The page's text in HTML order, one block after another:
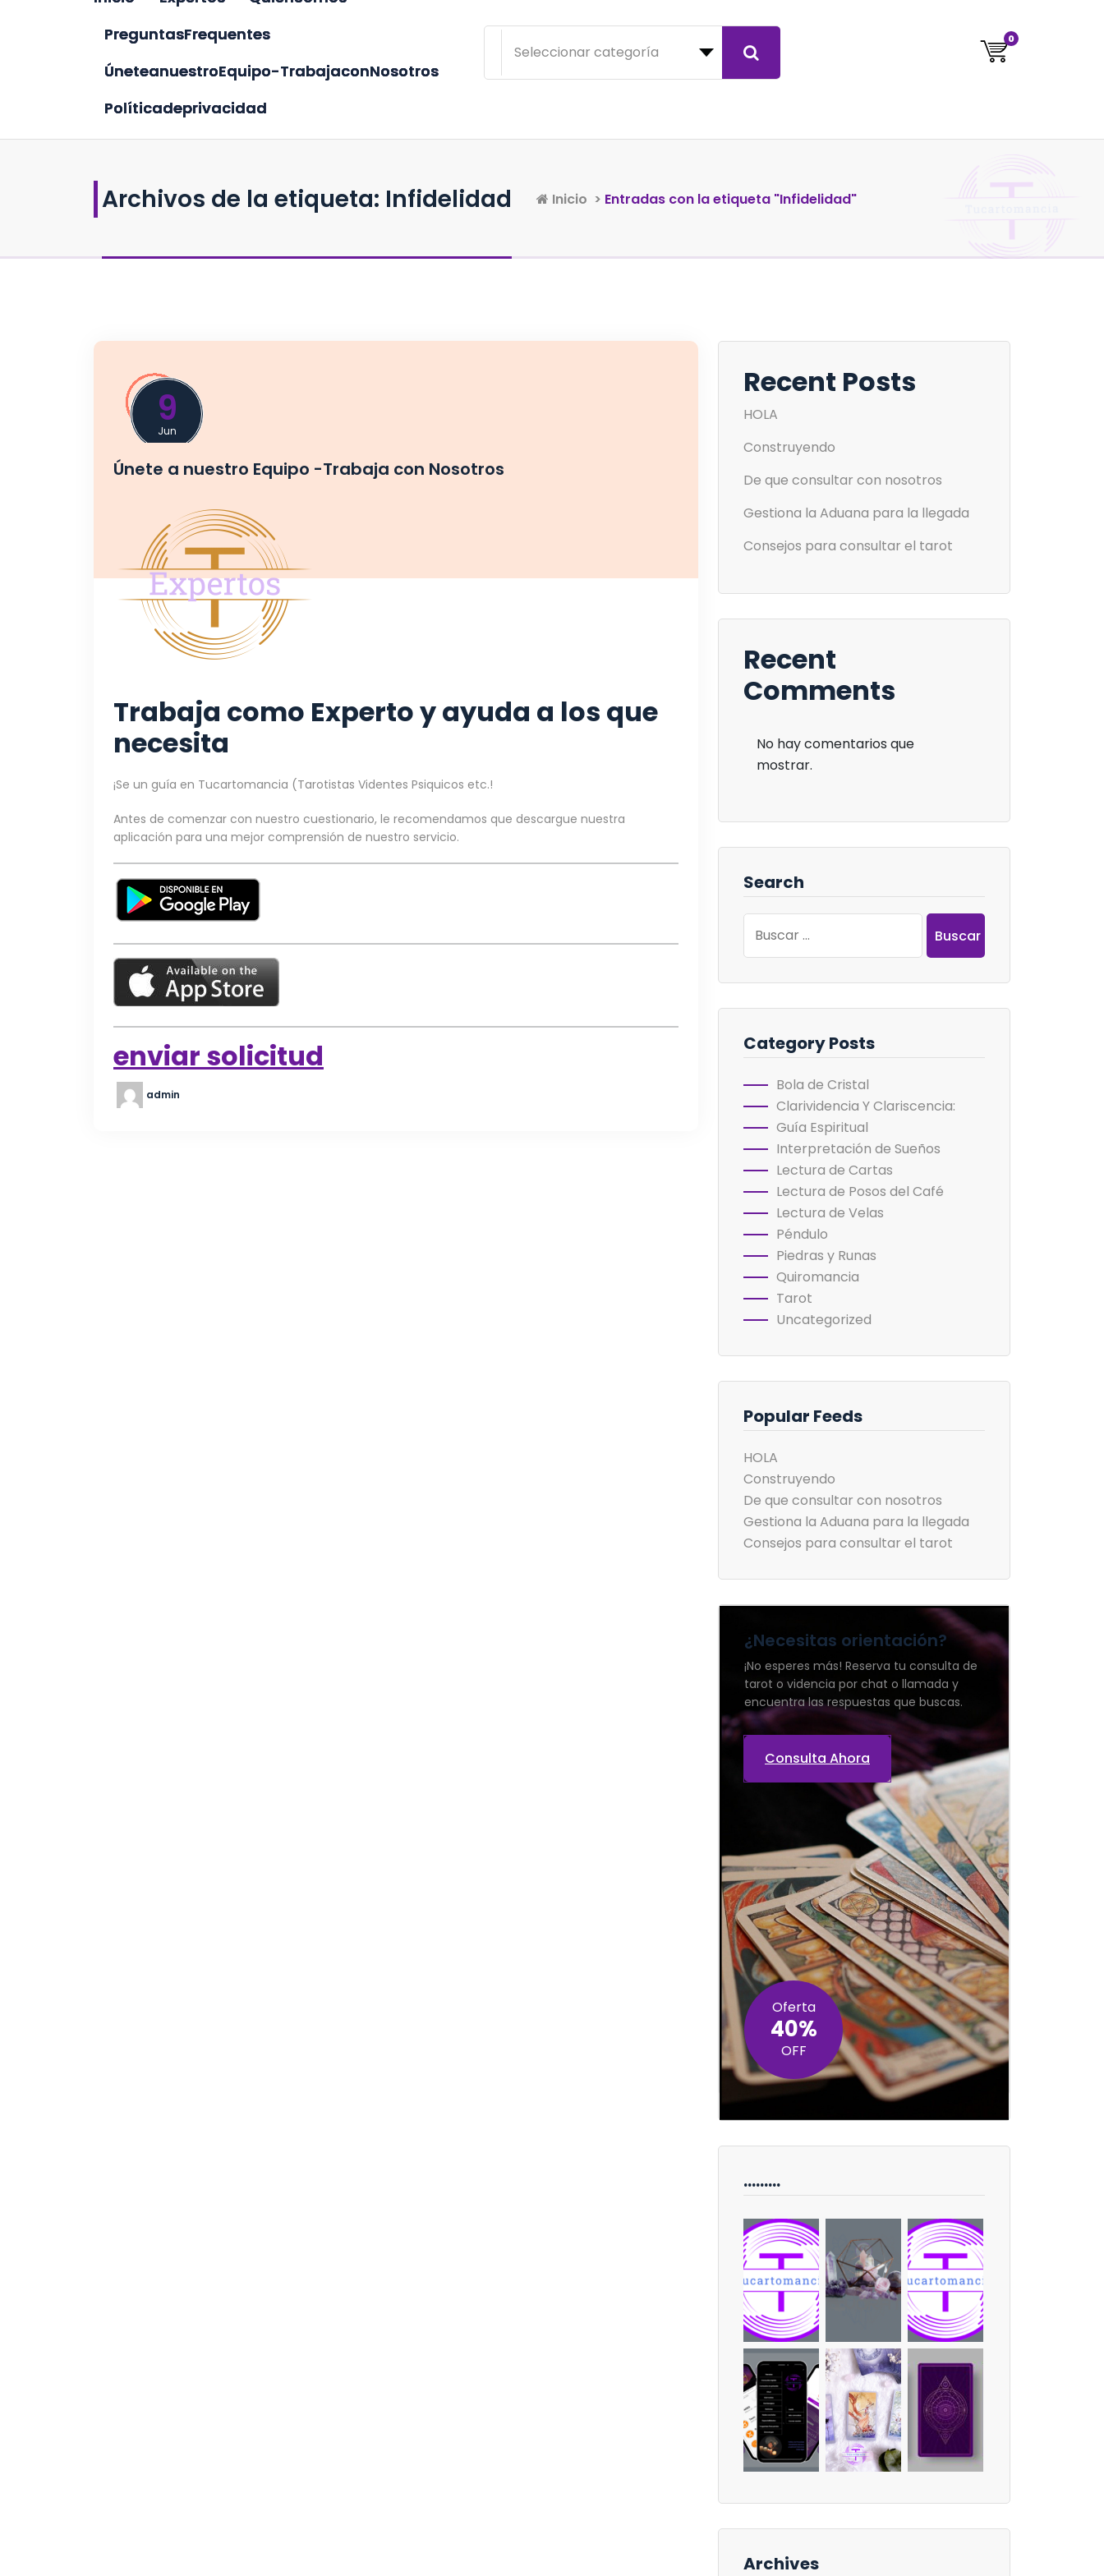
PreguntasFrequentes
ÚneteanuestroEquipo-TrabajaconNosotros
Políticadeprivacidad
0
Archivos de la etiqueta: Infidelidad Inicio > Entradas con la etiqueta "Infidelidad"
9
Jun
Únete a nuestro Equipo -Trabaja con Nosotros
Trabaja como Experto y ayuda a los que
necesita
¡Se un guía en Tucartomancia (Tarotistas Videntes Psiquicos etc.!
Antes de comenzar con nuestro cuestionario, le recomendamos que descargue nuestra
aplicación para una mejor comprensión de nuestro servicio.
enviar solicitud
admin
Recent Posts
HOLA
Construyendo
De que consultar con nosotros
Gestiona la Aduana para la llegada
Consejos para consultar el tarot
Recent
Comments
No hay comentarios que
mostrar.
Search
Category Posts
Bola de Cristal
Clarividencia Y Clariscencia:
Guía Espiritual
Interpretación de Sueños
Lectura de Cartas
Lectura de Posos del Café
Lectura de Velas
Péndulo
Piedras y Runas
Quiromancia
Tarot
Uncategorized
Popular Feeds
HOLA
Construyendo
De que consultar con nosotros
Gestiona la Aduana para la llegada
Consejos para consultar el tarot
¿Necesitas orientación?
¡No esperes más! Reserva tu consulta de
tarot o videncia por chat o llamada y
encuentra las respuestas que buscas.
Consulta Ahora
Oferta
40%
OFF
………
Archives